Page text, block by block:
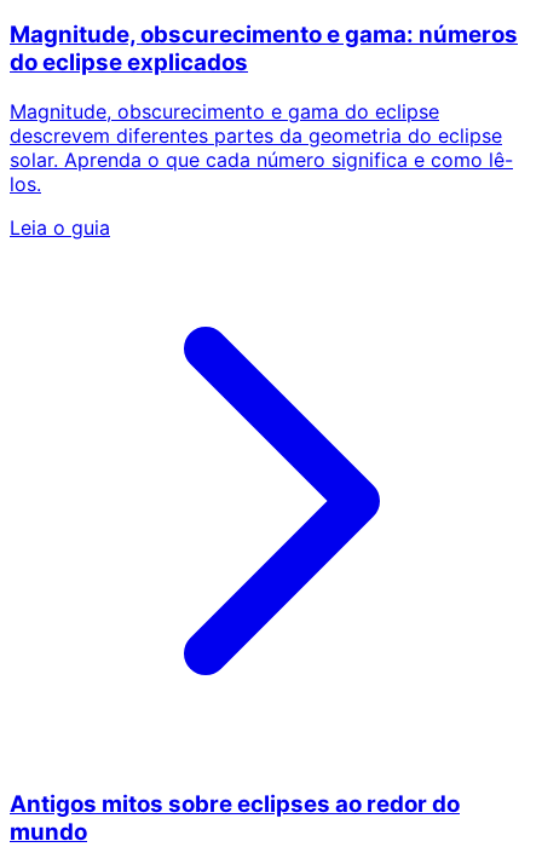
Magnitude, obscurecimento e gama: números
do eclipse explicados
Magnitude, obscurecimento e gama do eclipse
descrevem diferentes partes da geometria do eclipse
solar. Aprenda o que cada número significa e como lê-
los.
Leia o guia
Antigos mitos sobre eclipses ao redor do
mundo